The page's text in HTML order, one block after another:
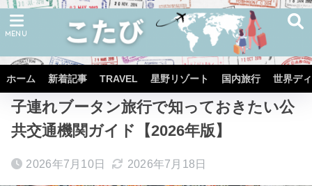
ホーム 新着記事 TRAVEL 星野リゾート 国内旅行 世界デ
ホーム TRAVEL BHUTAN
子連れブータン旅行で知っておきたい公
共交通機関ガイド【2026年版】
2026年7月10日 2026年7月18日